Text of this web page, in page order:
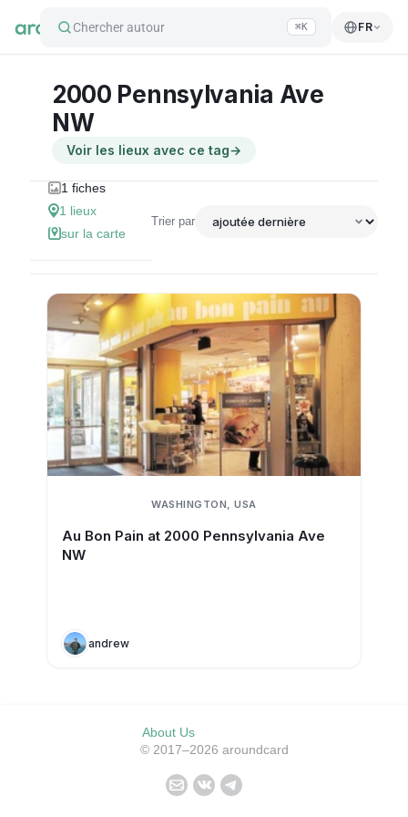
Chercher autour ⌘K FR
2000 Pennsylvania Ave
NW
Voir les lieux avec ce tag→
1 fiches
1 lieux
sur la carte
Trier par
WASHINGTON, USA
Au Bon Pain at 2000 Pennsylvania Ave
NW
andrew
About Us
© 2017–2026 aroundcard